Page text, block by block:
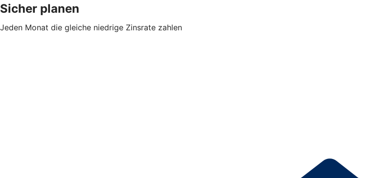
Sicher planen
Jeden Monat die gleiche niedrige Zinsrate zahlen